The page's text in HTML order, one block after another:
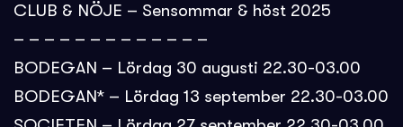
CLUB & NÖJE – Sensommar & höst 2025
– – – – – – – – – – – – –
BODEGAN – Lördag 30 augusti 22.30-03.00
BODEGAN* – Lördag 13 september 22.30-03.00